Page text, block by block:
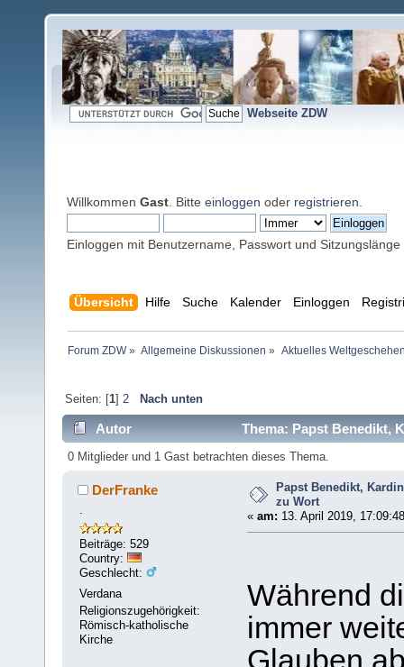
Webseite ZDW
Willkommen Gast . Bitte einloggen oder registrieren
Einloggen mit Benutzername, Passwort und Sitzungslänge
Übersicht Hilfe Suche Kalender Einloggen
Forum ZDW» Allgemeine Diskussionen » Aktuelles
Seiten: [1] 2 Nach unten
Autor Thema: Papst Benedikt,
0 Mitglieder und 1 Gast betrachten dieses Thema.
DerFranke
Beiträge: 529
Country:
Geschlecht:
Verdana
Religionszugehörigkeit:
Römisch-katholische
Kirche
Papst Benedikt,
zu Wort
« am: 13. April 2019,
Während
immer